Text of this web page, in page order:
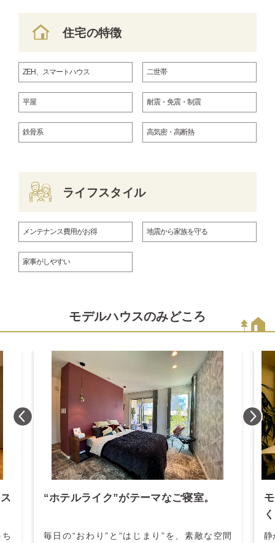
住宅の特徴
ZEH、スマートハウス 二世帯
平屋 耐震・免震・制震
鉄骨系 高気密・高断熱
ライフスタイル
メンテナンス費用がお得 地震から家族を守る
家事がしやすい
モデルハウスのみどころ
“ホテルライク”がテーマなご寝室。
毎日の“おわり”と“はじまり”を、素敵な空間
静